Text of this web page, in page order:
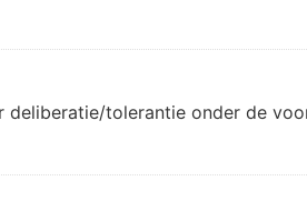
tolerantie onder de